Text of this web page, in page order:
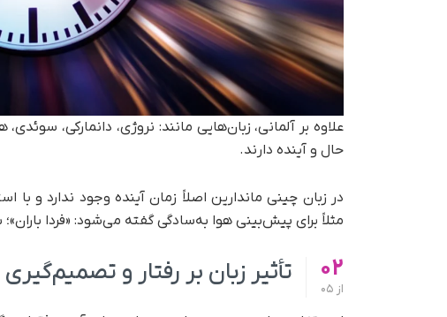
علاوه بر آلمانی، زبان‌هایی مانند: نروژی، دانمارکی،
حال و آینده دارند.
در زبان چینی ماندارین اصلاً زمان آینده وجود ندارد و
مثلاً برای پیش‌بینی هوا به‌سادگی گفته می‌شود: «فردا
02
از
تأثیر زبان بر رفتار و تصمیم‌گیری